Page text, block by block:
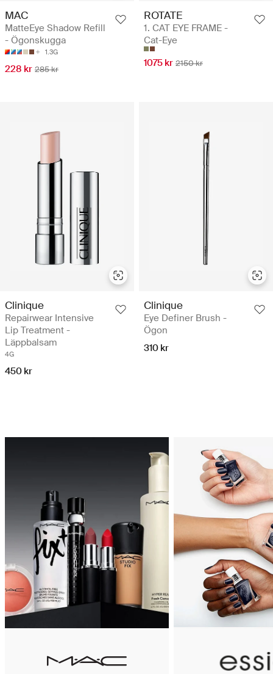
MAC
MatteEye Shadow Refill
- Ögonskugga
1.3G
228 kr 285 kr
ROTATE
1. CAT EYE FRAME -
Cat-Eye
1075 kr 2150 kr
Clinique
Repairwear Intensive
Lip Treatment -
Läppbalsam
4G
450 kr
Clinique
Eye Definer Brush -
Ögon
310 kr